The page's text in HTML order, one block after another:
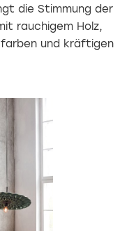
die Stimmung der
rauchigem Holz,
und kräftigen